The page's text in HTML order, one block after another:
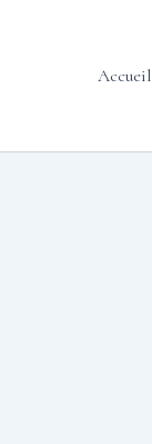
Accueil